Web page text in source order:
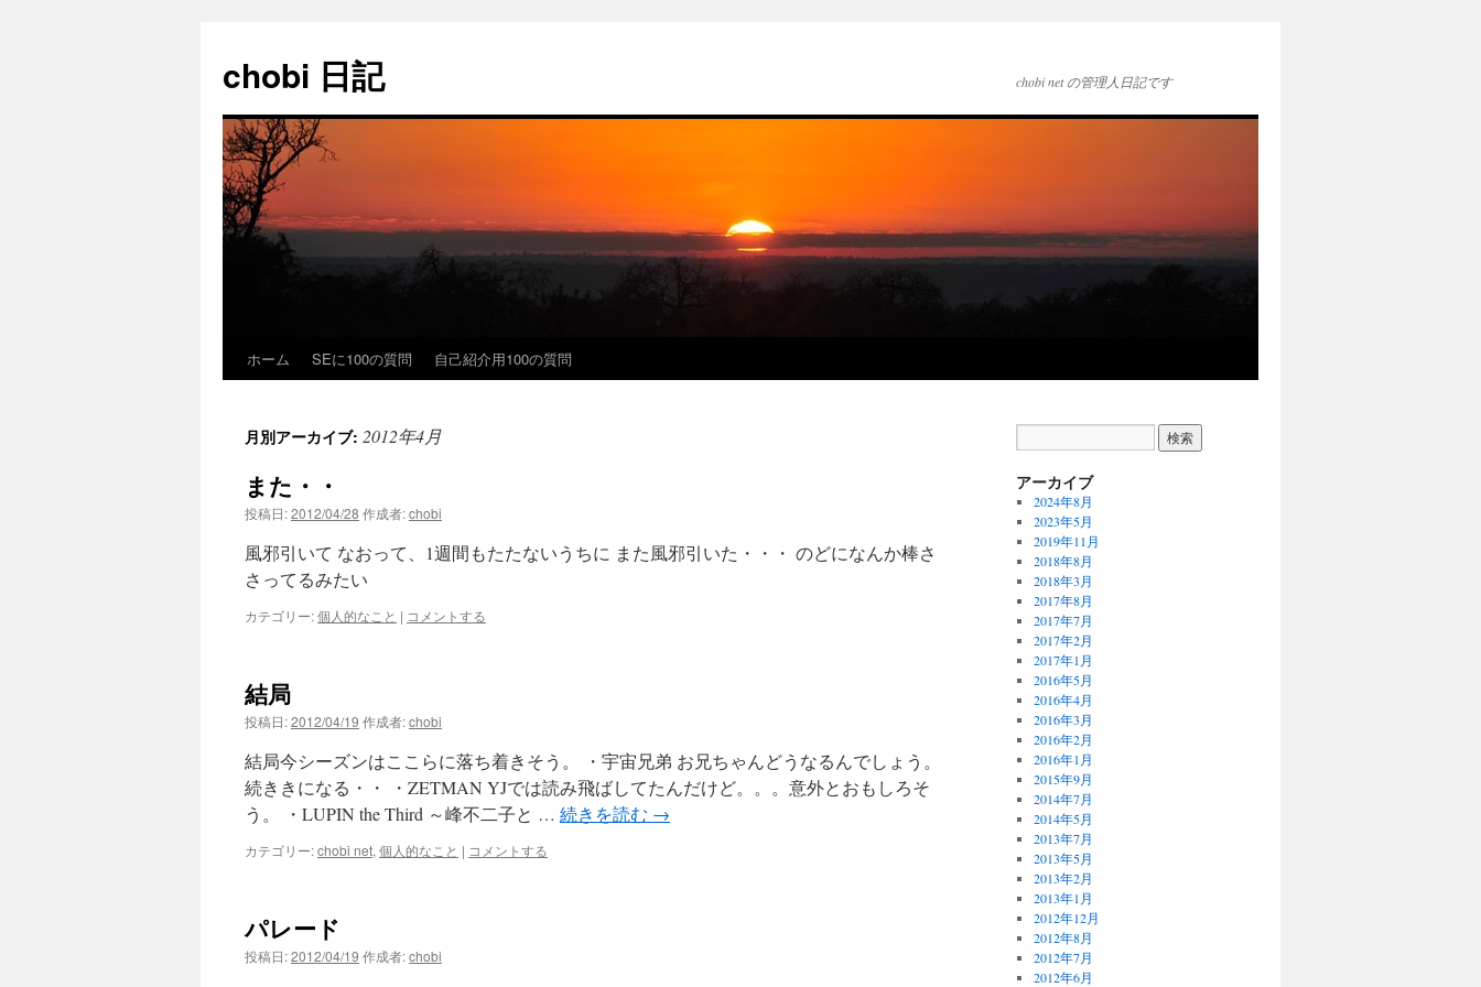
テ
ン
へ
ス
キ
ッ
プ
chobi 日記 chobi net の管理人日記です
ホーム SEに100の質問 自己紹介用100の質問
月別アーカイブ: 2012年4月
また・・
投稿日:2012/04/28 作成者:chobi
風邪引いて なおって、1週間もたたないうちに また風邪引いた・・・ のどになんか棒さ
さってるみたい
カテゴリー:個人的なこと | コメントする
結局
投稿日:2012/04/19 作成者:chobi
結局今シーズンはここらに落ち着きそう。 ・宇宙兄弟 お兄ちゃんどうなるんでしょう。
続ききになる・・ ・ZETMAN YJでは読み飛ばしてたんだけど。。。意外とおもしろそ
う。 ・LUPIN the Third ～峰不二子と … 続きを読む →
カテゴリー:chobi net, 個人的なこと | コメントする
パレード
投稿日:2012/04/19 作成者:chobi
アーカイブ
2024年8月
2023年5月
2019年11月
2018年8月
2018年3月
2017年8月
2017年7月
2017年2月
2017年1月
2016年5月
2016年4月
2016年3月
2016年2月
2016年1月
2015年9月
2014年7月
2014年5月
2013年7月
2013年5月
2013年2月
2013年1月
2012年12月
2012年8月
2012年7月
2012年6月